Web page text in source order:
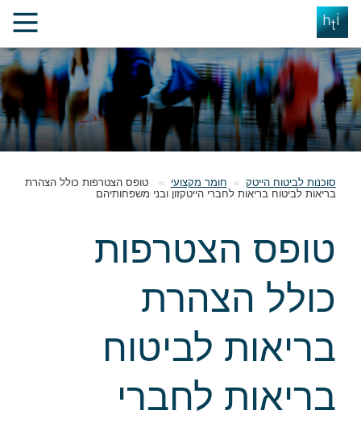
סוכנות לביטוח הייטק חומר מקצועי
טופס הצטרפות כולל הצהרת
בריאות לביטוח בריאות לחברי הייטקזון ובני משפחותיהם
טופס הצטרפות
כולל הצהרת
בריאות לביטוח
בריאות לחברי